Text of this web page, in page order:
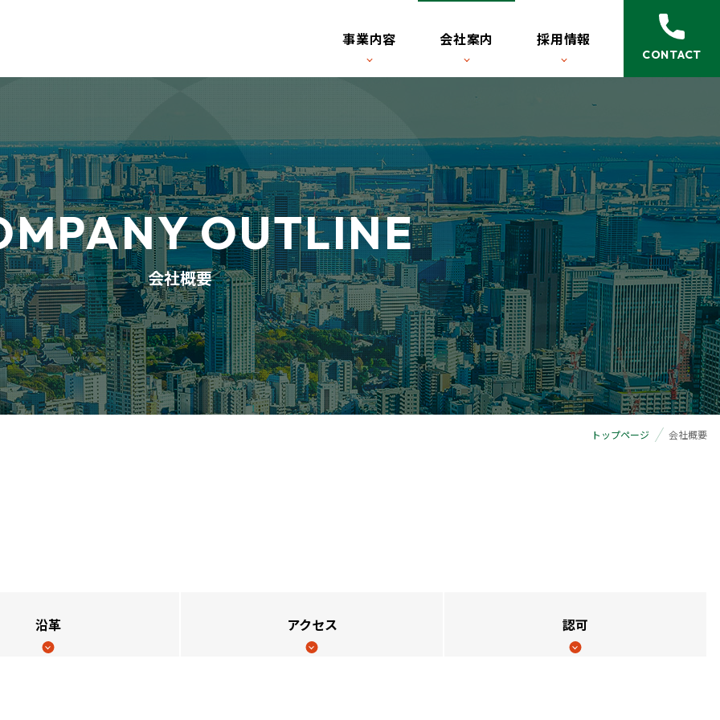
事業内容
発 インフラ事業 ITサポート事業 得意分野
会社案内
会社概要 当社の研修・教育について
採用情報
当社の強み 制度・環境 研修制度
スタッフ紹介 募集要項 エントリーフォーム
CONTACT
OUTLINE
会社概要
トップページ 会社概要
沿革 アクセス 認可